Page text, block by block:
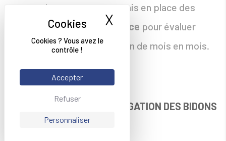
Cookies ? Vous avez le
contrôle !
Accepter
Refuser
Personnaliser
X Masquer le
pour cela que nous avons mis en place des
indicateurs de performance pour évaluer
notre niveau de progression de mois en mois.
CERTIFICATION & HOMOLOGATION DES BIDONS